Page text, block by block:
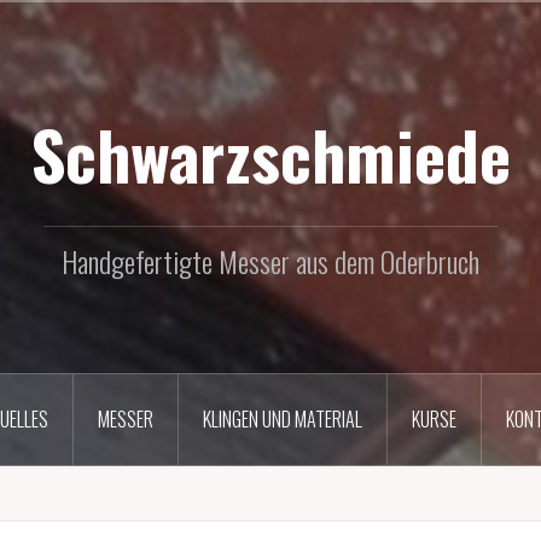
Schwarzschmiede
Handgefertigte Messer aus dem Oderbruch
MESSER KLINGEN UND MATERIAL KURSE